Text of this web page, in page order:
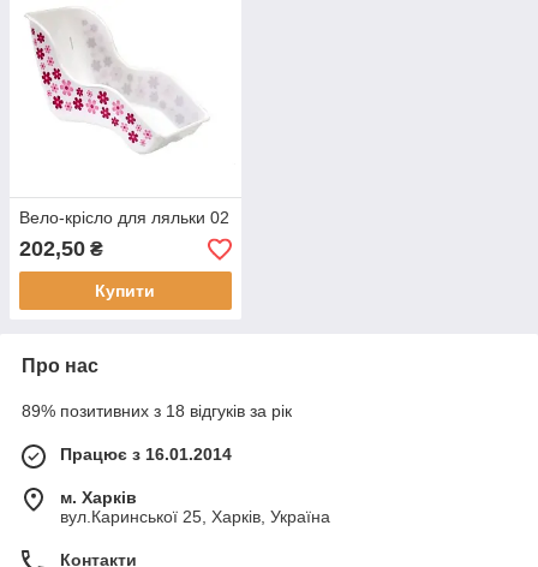
Вело-крісло для ляльки 02
202,50 ₴
Купити
Про нас
89% позитивних з 18 відгуків за рік
Працює з 16.01.2014
м. Харків
вул.Каринської 25, Харків, Україна
Контакти